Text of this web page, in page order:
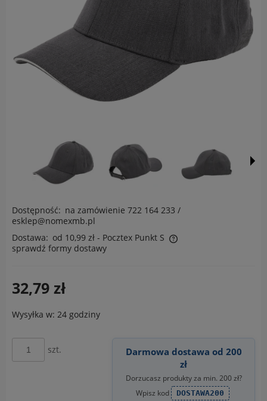
Dostępność: na zamówienie 722 164 233 /
esklep@nomexmb.pl
Dostawa: od 10,99 zł - Pocztex Punkt S
Cena nie zawiera ewentualnych kosztów płatności
sprawdź formy dostawy
32,79 zł
Wysyłka w: 24 godziny
szt.
Darmowa dostawa od 200
zł
Dorzucasz produkty za min. 200 zł?
Wpisz kod
DOSTAWA200